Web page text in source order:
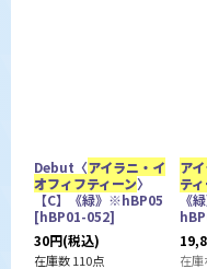
Debut〈アイラニ・イ
オフィフティーン〉
【C】《緑》※hBP05
[hBP01-052]
30円(税込)
在庫数 110点
ア
テ
《緑
在庫